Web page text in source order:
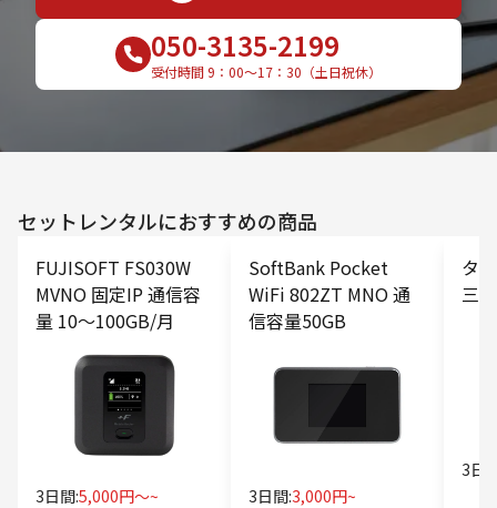
050-3135-2199
受付時間 9：00〜17：30（土日祝休）
セットレンタルにおすすめの商品
FUJISOFT FS030W
MVNO 固定IP 通信容
量 10〜100GB/月
3日間:5,000円〜~
SoftBank Pocket
WiFi 802ZT MNO 通
信容量50GB
3日間:3,000円~
タ
三
3日